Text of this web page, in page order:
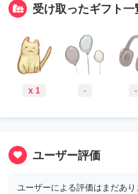
受け取ったギフト一
x 1 - -
ユーザー評価
ユーザーによる評価はまだあり